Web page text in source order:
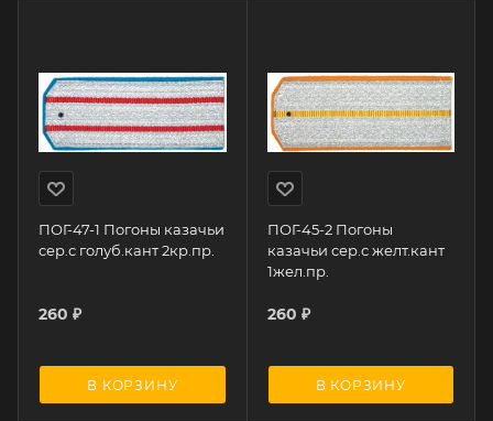
ПОГ-47-1 Погоны казачьи
сер.с голуб.кант 2кр.пр.
260 ₽
В КОРЗИНУ
ПОГ-45-2 Погоны
казачьи сер.с желт.кант
1жел.пр.
260 ₽
В КОРЗИНУ